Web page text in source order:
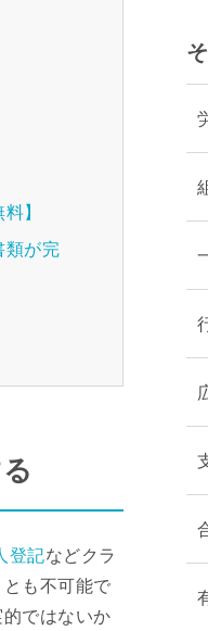
】
類が完
登記などクラ
も不可能で
ではないか